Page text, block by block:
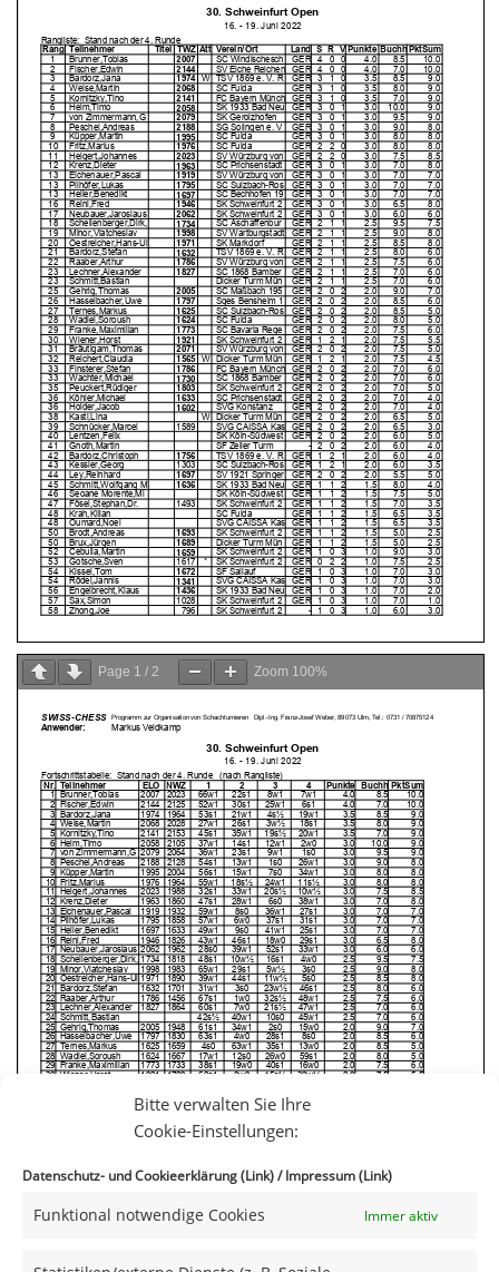
Bitte verwalten Sie Ihre
Cookie-Einstellungen:
Datenschutz- und Cookieerklärung (Link)/Impressum (Link)
Funktional notwendige Cookies Immer aktiv
Page 1 / 2 Zoom 100%